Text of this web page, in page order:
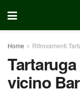
Home Ritrovamenti
vicino